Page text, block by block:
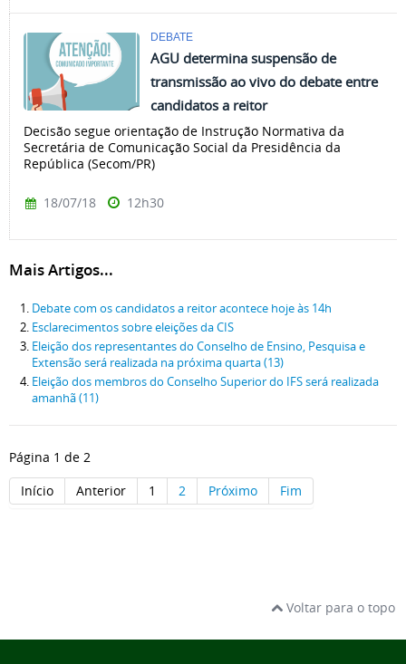
DEBATE
AGU determina suspensão de
transmissão ao vivo do debate entre
candidatos a reitor
Decisão segue orientação de Instrução Normativa da
Secretária de Comunicação Social da Presidência da
República (Secom/PR)
18/07/18 12h30
Mais Artigos...
Debate com os candidatos a reitor acontece hoje às 14h
Esclarecimentos sobre eleições da CIS
Eleição dos representantes do Conselho de Ensino, Pesquisa e
Extensão será realizada na próxima quarta (13)
Eleição dos membros do Conselho Superior do IFS será realizada
amanhã (11)
Página 1 de 2
Início
Anterior 1 2 Próximo Fim
Voltar para o topo